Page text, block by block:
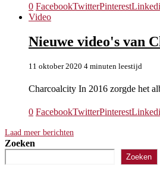
0 FacebookTwitterPinterest
Video
Nieuwe video's van
11 oktober 2020 4 minuten leestijd
Charcoalcity In 2016 zorgde het
0 FacebookTwitterPinterest
Laad meer berichten
Zoeken
Zoeken